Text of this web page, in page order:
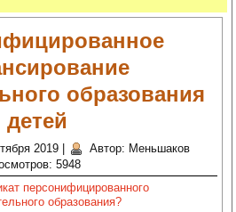
shop/okhota-turizm-
nachodki.ru
образования
детей
2019
Автор: Меньшаков
5948
персонифицированного
образования?